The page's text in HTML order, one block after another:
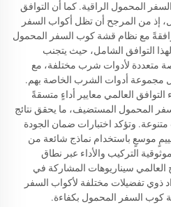
المحمول الراقية. كما أن التوافق
إذ من المرجح أن تظل أكواب السفر
مع نظام قشة كوب السفر المحمول
التوافق الشامل، حيث يتجنب
لأدوات شرب مختلفة، مع
مجموعة أدوات الشرب الخاصة بهم.
التوافق العالمي معايير أداءٍ متسقةً
المحمول المستضيف، ما يحقق نتائج
وتؤكد اختبارات ضمان الجودة
موسعٍ باستخدام نماذج شائعة من
التركيب والأداء عبر نطاق
العالمي سيناريوهات المشاركة في
ذوي تفضيلات مختلفة لأكواب السفر
السفر المحمول بكفاءة.